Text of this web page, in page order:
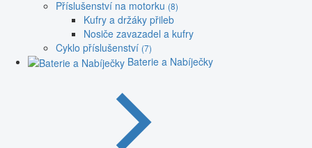
Příslušenství na motorku (8)
Kufry a držáky přileb
Nosiče zavazadel a kufry
Cyklo příslušenství (7)
Baterie a Nabíječky